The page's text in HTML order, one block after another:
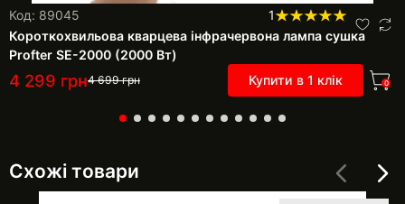
Код: 89045
1
Короткохвильова кварцева інфрачервона лампа сушка
Profter SE-2000 (2000 Вт)
4 299 грн4 699грн Купити в 1 клік 0
Схожі товари